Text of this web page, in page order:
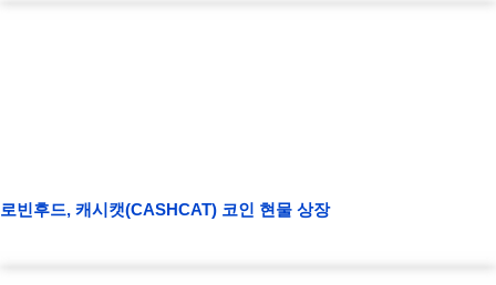
로빈후드, 캐시캣(CASHCAT) 코인 현물 상장